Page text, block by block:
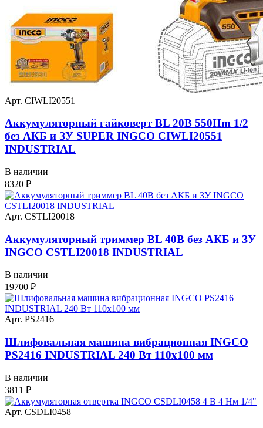
Арт. CIWLI20551
Аккумуляторный гайковерт BL 20В 550Hm 1/2
без АКБ и ЗУ SUPER INGCO CIWLI20551
INDUSTRIAL
В наличии
8320 ₽
Арт. CSTLI20018
Аккумуляторный триммер BL 40В без АКБ и ЗУ
INGCO CSTLI20018 INDUSTRIAL
В наличии
19700 ₽
Арт. PS2416
Шлифовальная машина вибрационная INGCO
PS2416 INDUSTRIAL 240 Вт 110х100 мм
В наличии
3811 ₽
Арт. CSDLI0458